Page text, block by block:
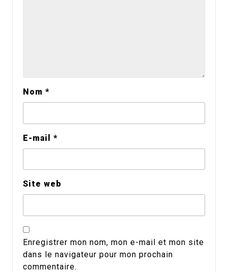
Nom *
E-mail *
Site web
Enregistrer mon nom, mon e-mail et mon site
dans le navigateur pour mon prochain
commentaire.